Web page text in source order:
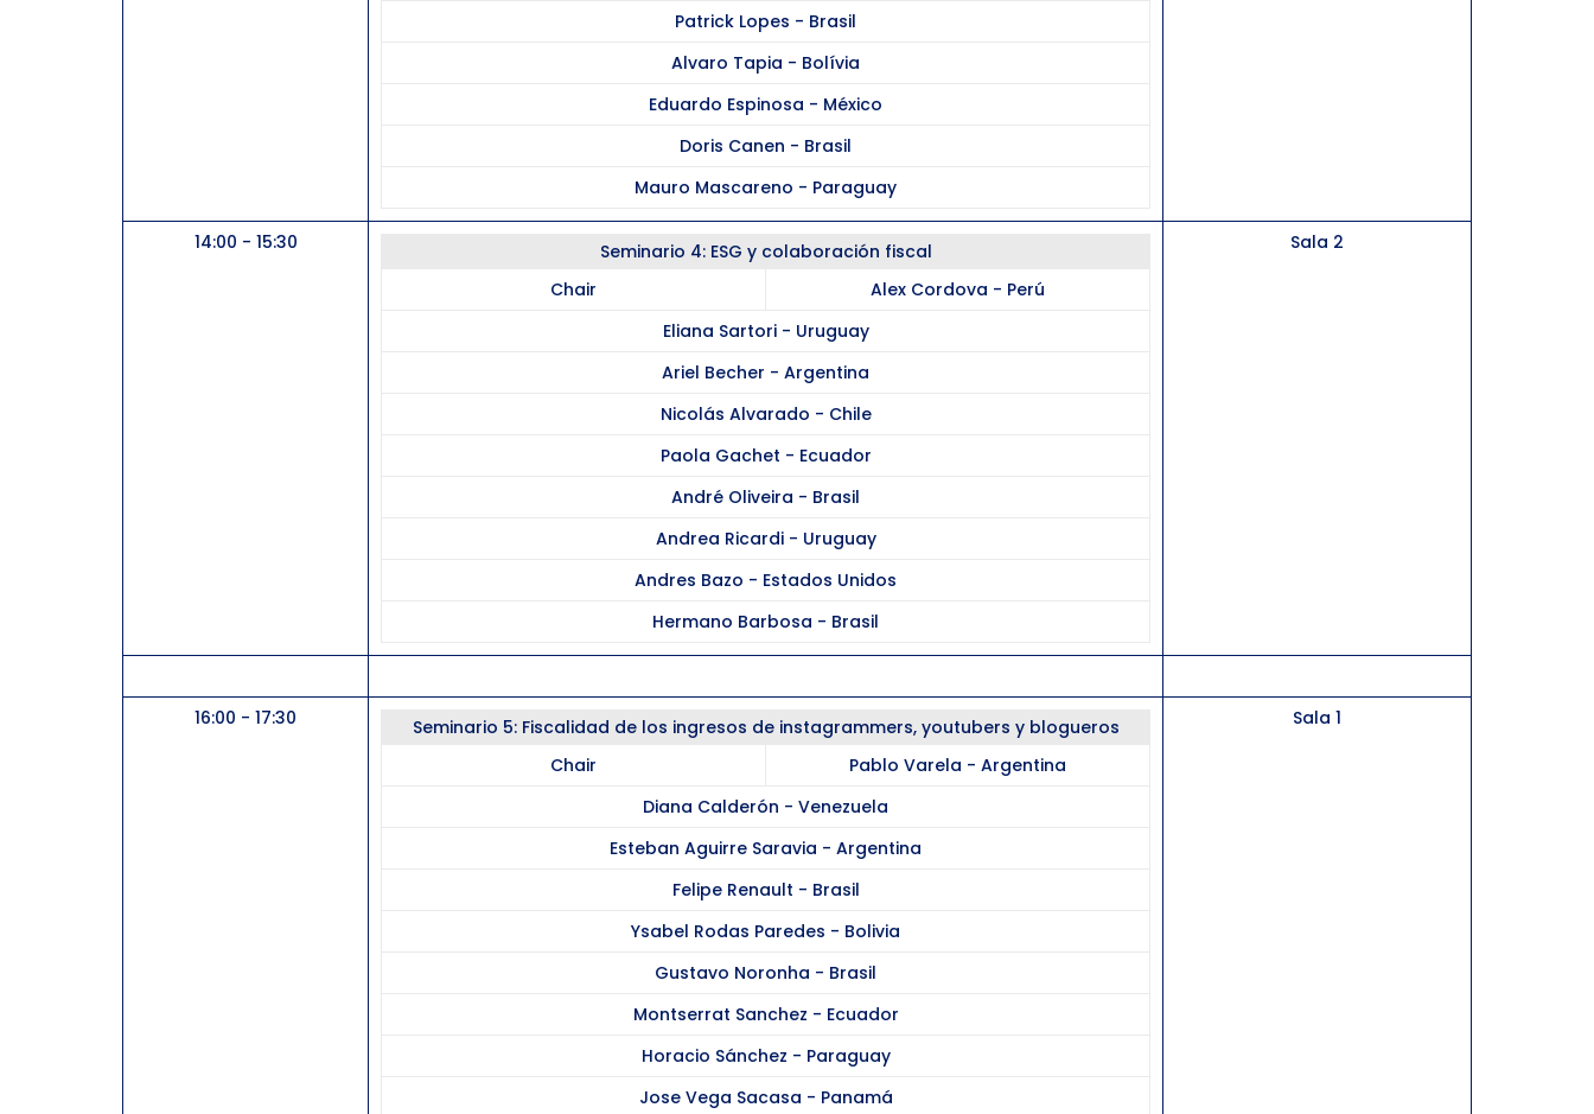
Patrick Lopes - Brasil
Alvaro Tapia - Bolívia
Eduardo Espinosa - México
Doris Canen - Brasil
Mauro Mascareno - Paraguay
14:00 - 15:30
Seminario 4: ESG y colaboración fiscal
Chair
Alex Cordova - Perú
Eliana Sartori - Uruguay
Ariel Becher - Argentina
Nicolás Alvarado - Chile
Paola Gachet - Ecuador
André Oliveira - Brasil
Andrea Ricardi - Uruguay
Andres Bazo - Estados Unidos
Hermano Barbosa - Brasil
Sala 2
16:00 - 17:30
Seminario 5: Fiscalidad de los ingresos de instagrammers, youtubers y blogueros
Chair
Pablo Varela - Argentina
Diana Calderón - Venezuela
Esteban Aguirre Saravia - Argentina
Felipe Renault - Brasil
Ysabel Rodas Paredes - Bolivia
Gustavo Noronha - Brasil
Montserrat Sanchez - Ecuador
Horacio Sánchez - Paraguay
Jose Vega Sacasa - Panamá
Sala 1